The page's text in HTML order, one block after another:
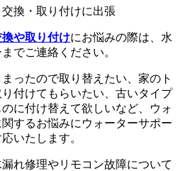
や取り付けにお悩みの際は、水
でご連絡ください。
ったので取り替えたい、家のト
付けてもらいたい、古いタイプ
に付け替えて欲しいなど、ウォ
するお悩みにウォーターサポー
応いたします。
れ修理やリモコン故障について